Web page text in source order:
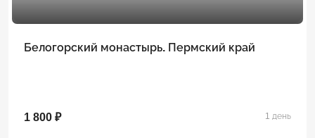
Белогорский монастырь. Пермский край
1 800 ₽ 1 день